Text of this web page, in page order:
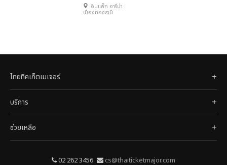
อิมแพ็ค อารีน่า
เมืองทองธานี
ไทยทิคเก็ตเมเจอร์
บริการ
ช่วยเหลือ
02 262 3456 cs@thaiticketmajor.com